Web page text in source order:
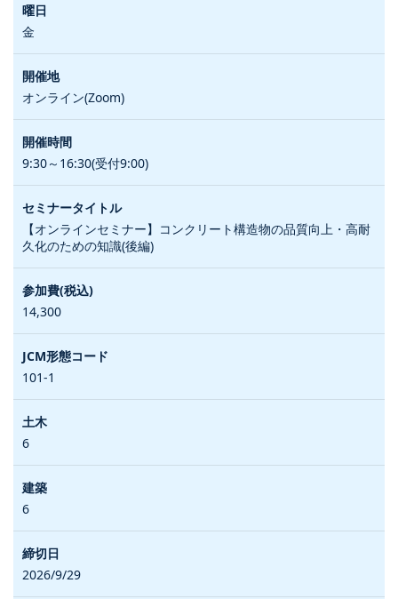
金
オンライン(Zoom)
9:30～16:30(受付9:00)
【オンラインセミナー】コンクリート構造物の品質向上・高耐
久化のための知識(後編)
14,300
101-1
6
6
2026/9/29